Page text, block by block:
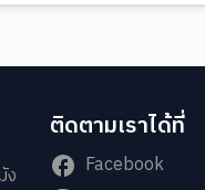
ง
ติดตามเราได้ที่
Facebook